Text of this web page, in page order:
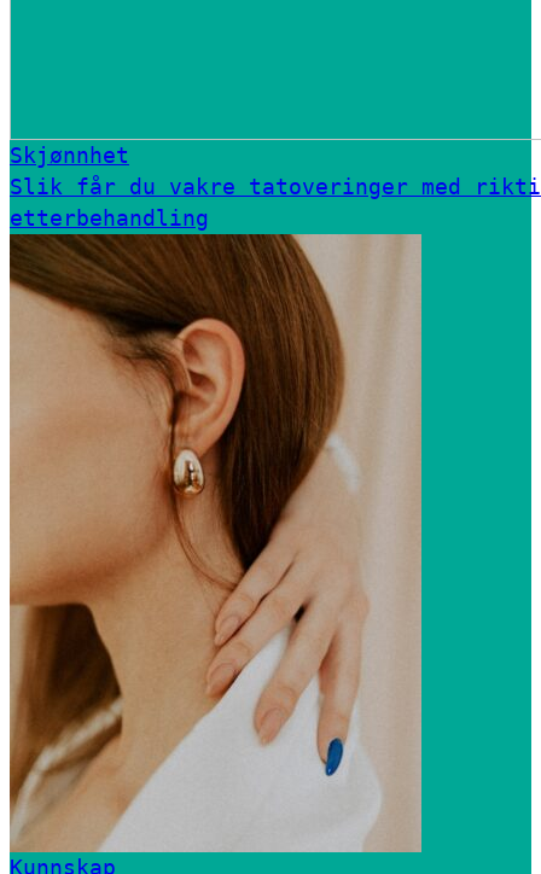
Skjønnhet
Slik får du vakre tatoveringer med
etterbehandling
Kunnskap